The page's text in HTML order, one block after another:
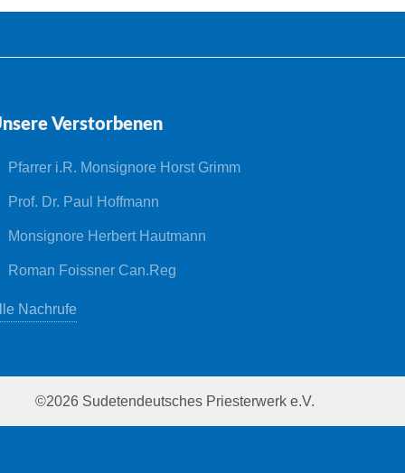
Verstorbenen
Pfarrer i.R. Monsignore Horst Grimm
Prof. Dr. Paul Hoffmann
Monsignore Herbert Hautmann
Roman Foissner Can.Reg
Nachrufe
©2026 Sudetendeutsches Priesterwerk e.V.